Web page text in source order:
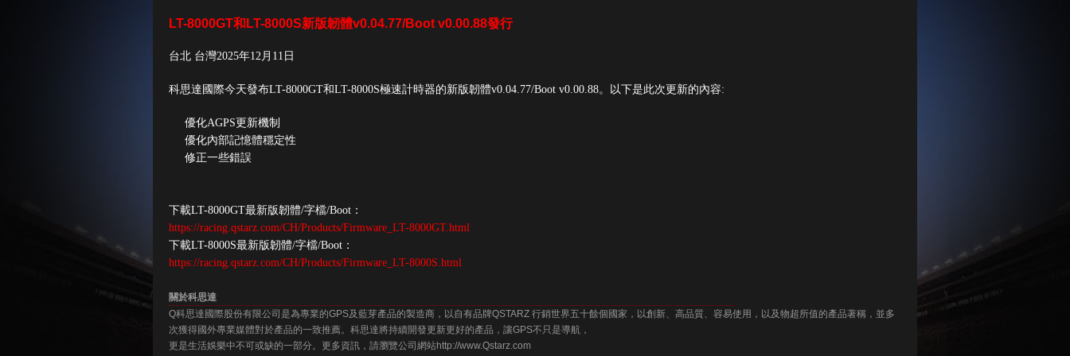
LT-8000GT和LT-8000S新版韌體v0.04.77/Boot v0.00.88發行
台北 台灣2025年12月11日
科思達國際今天發布LT-8000GT和LT-8000S極速計時器的新版韌體v0.04.77/Boot v0.00.88。以下是此次更新的內容:
優化AGPS更新機制
優化內部記憶體穩定性
修正一些錯誤
下載LT-8000GT最新版韌體/字檔/Boot：
https://racing.qstarz.com/CH/Products/Firmware_LT-8000GT.html
下載LT-8000S最新版韌體/字檔/Boot：
https://racing.qstarz.com/CH/Products/Firmware_LT-8000S.html
關於科思達
Q科思達國際股份有限公司是為專業的GPS及藍芽產品的製造商，以自有品牌QSTARZ 行銷世界五十餘個國家，以創新、高品質、容易使用，以及物超所值的產品著稱，並多
次獲得國外專業媒體對於產品的一致推薦。科思達將持續開發更新更好的產品，讓GPS不只是導航，
更是生活娛樂中不可或缺的一部分。更多資訊，請瀏覽公司網站http://www.Qstarz.com